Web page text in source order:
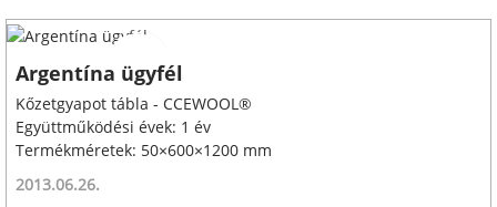
Argentína ügyfél
Kőzetgyapot tábla - CCEWOOL®
Együttműködési évek: 1 év
Termékméretek: 50×600×1200 mm
2013.06.26.